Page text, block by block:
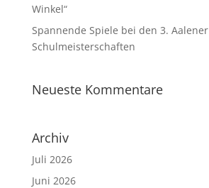
Winkel“
Spannende Spiele bei den 3. Aalener
Schulmeisterschaften
Neueste Kommentare
Archiv
Juli 2026
Juni 2026